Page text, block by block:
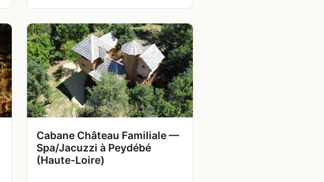
Cabane Château Familiale —
Spa/Jacuzzi à Peydébé
(Haute-Loire)